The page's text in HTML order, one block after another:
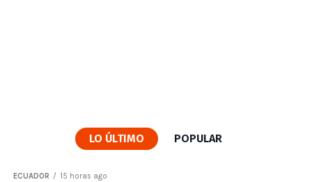
LO ÚLTIMO POPULAR
ECUADOR 15 horas ago